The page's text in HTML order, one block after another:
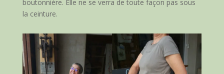
boutonnière. Elle ne se verra de toute façon pas sous
la ceinture.